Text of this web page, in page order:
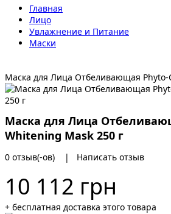
Главная
Лицо
Увлажнение и Питание
Маски
Маска для Лица Отбеливающая Phyto-
Маска для Лица
Whitening Mask 250 г
0 отзыв(-ов) | Написать отзыв
10 112 грн
+ бесплатная доставка этого товара